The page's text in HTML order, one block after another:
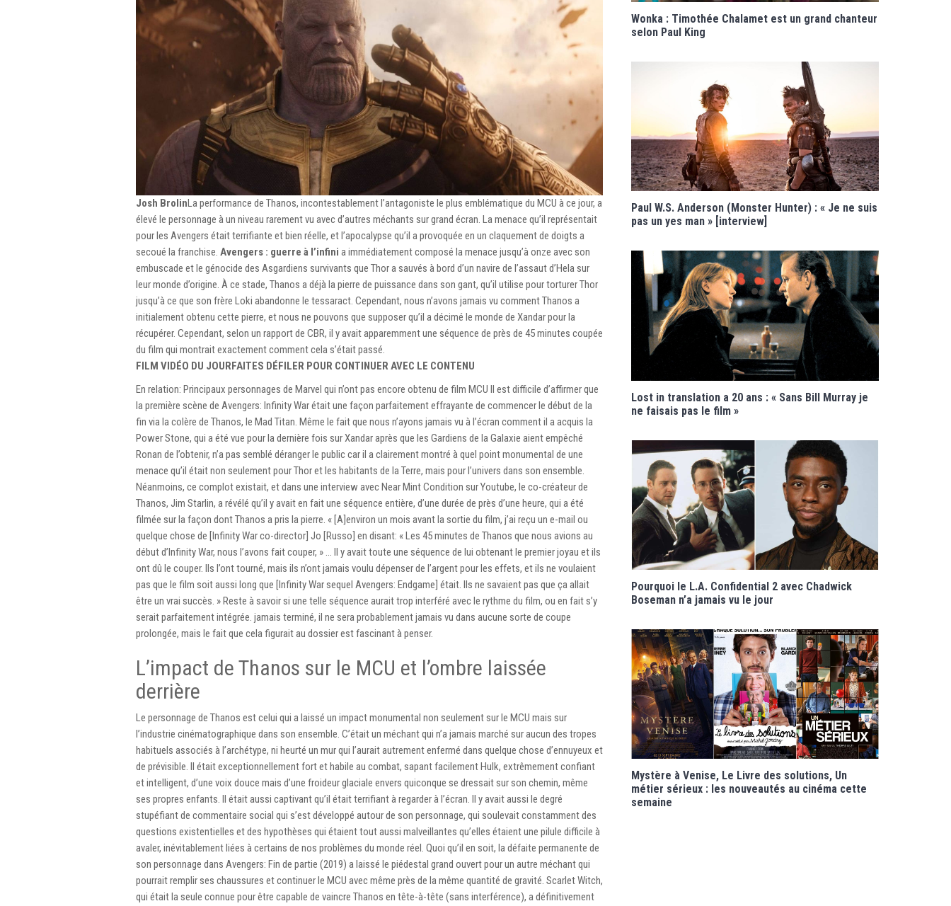
Josh BrolinLa performance de Thanos, incontestablement l’antagoniste le plus emblématique du MCU à ce jour, a
élevé le personnage à un niveau rarement vu avec d’autres méchants sur grand écran. La menace qu’il représentait
pour les Avengers était terrifiante et bien réelle, et l’apocalypse qu’il a provoquée en un claquement de doigts a
secoué la franchise. Avengers : guerre à l’infini a immédiatement composé la menace jusqu’à onze avec son
embuscade et le génocide des Asgardiens survivants que Thor a sauvés à bord d’un navire de l’assaut d’Hela sur
leur monde d’origine. À ce stade, Thanos a déjà la pierre de puissance dans son gant, qu’il utilise pour torturer Thor
jusqu’à ce que son frère Loki abandonne le tessaract. Cependant, nous n’avons jamais vu comment Thanos a
initialement obtenu cette pierre, et nous ne pouvons que supposer qu’il a décimé le monde de Xandar pour la
récupérer. Cependant, selon un rapport de CBR, il y avait apparemment une séquence de près de 45 minutes coupée
du film qui montrait exactement comment cela s’était passé.
FILM VIDÉO DU JOURFAITES DÉFILER POUR CONTINUER AVEC LE CONTENU
En relation: Principaux personnages de Marvel qui n’ont pas encore obtenu de film MCU Il est difficile d’affirmer que
la première scène de Avengers: Infinity War était une façon parfaitement effrayante de commencer le début de la
fin via la colère de Thanos, le Mad Titan. Même le fait que nous n’ayons jamais vu à l’écran comment il a acquis la
Power Stone, qui a été vue pour la dernière fois sur Xandar après que les Gardiens de la Galaxie aient empêché
Ronan de l’obtenir, n’a pas semblé déranger le public car il a clairement montré à quel point monumental de une
menace qu’il était non seulement pour Thor et les habitants de la Terre, mais pour l’univers dans son ensemble.
Néanmoins, ce complot existait, et dans une interview avec Near Mint Condition sur Youtube, le co-créateur de
Thanos, Jim Starlin, a révélé qu’il y avait en fait une séquence entière, d’une durée de près d’une heure, qui a été
filmée sur la façon dont Thanos a pris la pierre. « [A]environ un mois avant la sortie du film, j’ai reçu un e-mail ou
quelque chose de [Infinity War co-director] Jo [Russo] en disant: « Les 45 minutes de Thanos que nous avions au
début d’Infinity War, nous l’avons fait couper, » … Il y avait toute une séquence de lui obtenant le premier joyau et ils
ont dû le couper. Ils l’ont tourné, mais ils n’ont jamais voulu dépenser de l’argent pour les effets, et ils ne voulaient
pas que le film soit aussi long que [Infinity War sequel Avengers: Endgame] était. Ils ne savaient pas que ça allait
être un vrai succès. » Reste à savoir si une telle séquence aurait trop interféré avec le rythme du film, ou en fait s’y
serait parfaitement intégrée. jamais terminé, il ne sera probablement jamais vu dans aucune sorte de coupe
prolongée, mais le fait que cela figurait au dossier est fascinant à penser.
L’impact de Thanos sur le MCU et l’ombre laissée
derrière
Le personnage de Thanos est celui qui a laissé un impact monumental non seulement sur le MCU mais sur
l’industrie cinématographique dans son ensemble. C’était un méchant qui n’a jamais marché sur aucun des tropes
habituels associés à l’archétype, ni heurté un mur qui l’aurait autrement enfermé dans quelque chose d’ennuyeux et
de prévisible. Il était exceptionnellement fort et habile au combat, sapant facilement Hulk, extrêmement confiant
et intelligent, d’une voix douce mais d’une froideur glaciale envers quiconque se dressait sur son chemin, même
ses propres enfants. Il était aussi captivant qu’il était terrifiant à regarder à l’écran. Il y avait aussi le degré
stupéfiant de commentaire social qui s’est développé autour de son personnage, qui soulevait constamment des
questions existentielles et des hypothèses qui étaient tout aussi malveillantes qu’elles étaient une pilule difficile à
avaler, inévitablement liées à certains de nos problèmes du monde réel. Quoi qu’il en soit, la défaite permanente de
son personnage dans Avengers: Fin de partie (2019) a laissé le piédestal grand ouvert pour un autre méchant qui
pourrait remplir ses chaussures et continuer le MCU avec même près de la même quantité de gravité. Scarlet Witch,
qui était la seule connue pour être capable de vaincre Thanos en tête-à-tête (sans interférence), a définitivement
Wonka : Timothée Chalamet est un grand chanteur
selon Paul King
Paul W.S. Anderson (Monster Hunter) : « Je ne suis
pas un yes man » [interview]
Lost in translation a 20 ans : « Sans Bill Murray je
ne faisais pas le film »
Pourquoi le L.A. Confidential 2 avec Chadwick
Boseman n’a jamais vu le jour
Mystère à Venise, Le Livre des solutions, Un
métier sérieux : les nouveautés au cinéma cette
semaine